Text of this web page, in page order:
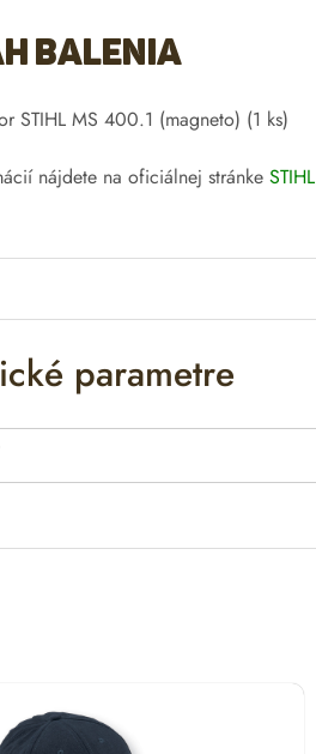
balenia
STIHL MS 400.1 (magneto) (1 ks)
nájdete na oficiálnej stránke STIHL
parametre